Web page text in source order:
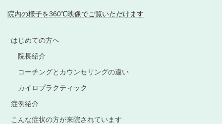
院内の様子を360℃映像でご覧いただけます
はじめての方へ
院長紹介
コーチングとカウンセリングの違い
カイロプラクティック
症例紹介
こんな症状の方が来院されています